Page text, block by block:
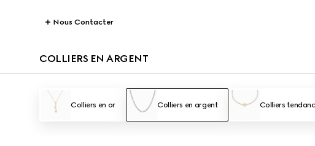
Nous Contacter
COLLIERS EN ARGENT
Colliers en or Colliers en argent Colliers